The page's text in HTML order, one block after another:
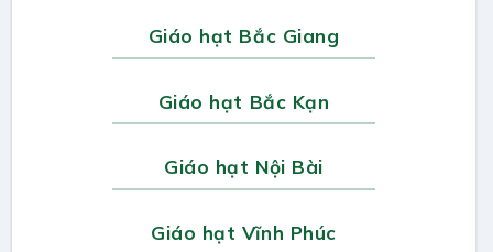
Giáo hạt Bắc Giang
Giáo hạt Bắc Kạn
Giáo hạt Nội Bài
Giáo hạt Vĩnh Phúc